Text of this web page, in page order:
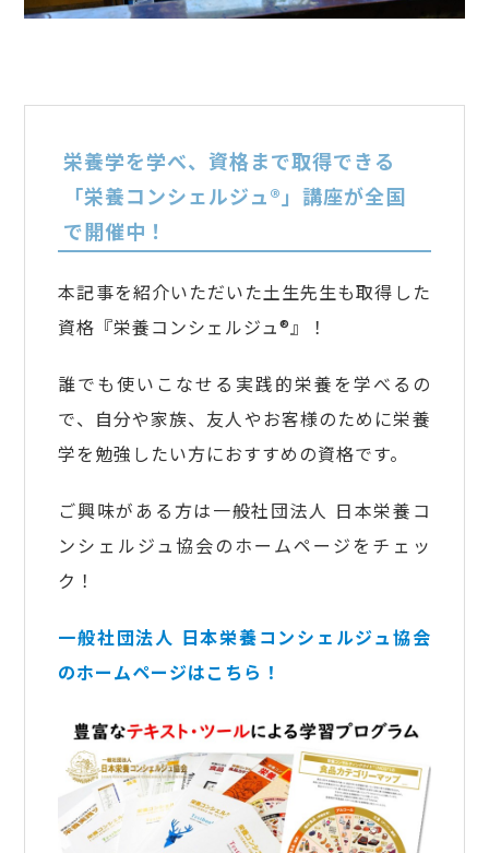
栄養学を学べ、資格まで取得できる
「栄養コンシェルジュ®」講座が全国
で開催中！
本記事を紹介いただいた土生先生も取得した
資格『栄養コンシェルジュ®』！
誰でも使いこなせる実践的栄養を学べるの
で、自分や家族、友人やお客様のために栄養
学を勉強したい方におすすめの資格です。
ご興味がある方は一般社団法人 日本栄養コ
ンシェルジュ協会のホームページをチェッ
ク！
一般社団法人 日本栄養コンシェルジュ協会
のホームページはこちら！